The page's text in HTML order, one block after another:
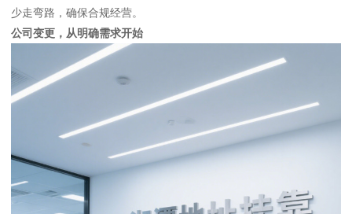
少走弯路，确保合规经营。
公司变更，从明确需求开始